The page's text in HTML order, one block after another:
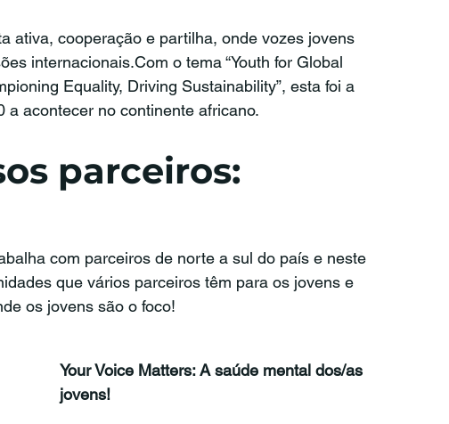
ativa, cooperação e partilha, onde vozes jovens
internacionais.Com o tema “Youth for Global
Equality, Driving Sustainability”, esta foi a
a acontecer no continente africano.
parceiros:
com parceiros de norte a sul do país e neste
que vários parceiros têm para os jovens e
os jovens são o foco!
Your Voice Matters: A saúde mental dos/as
jovens!